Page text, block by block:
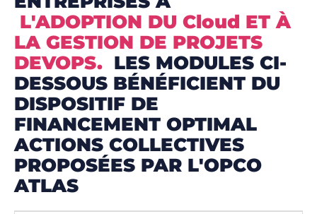
L'ADOPTION DU Cloud ET À
LA GESTION DE PROJETS
DEVOPS. LES MODULES CI-
DESSOUS BÉNÉFICIENT DU
DISPOSITIF DE
FINANCEMENT OPTIMAL
ACTIONS COLLECTIVES
PROPOSÉES PAR L'OPCO
ATLAS